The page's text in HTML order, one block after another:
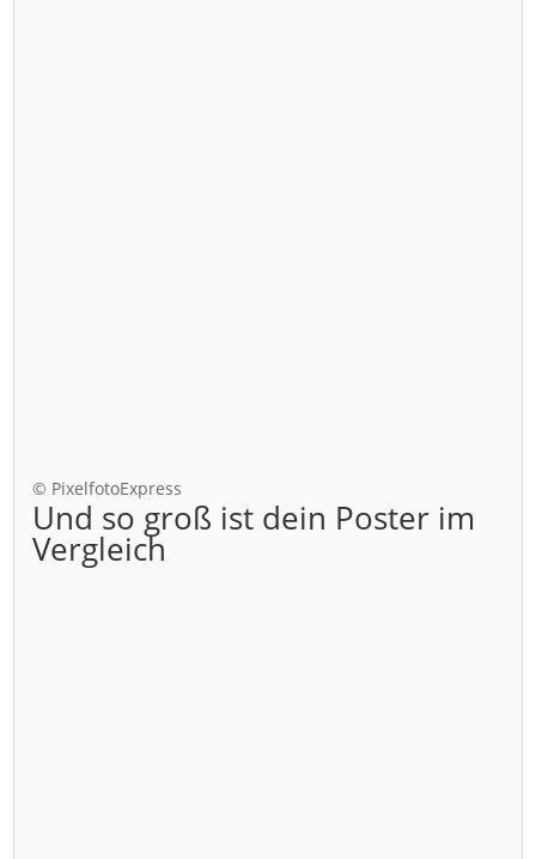
© PixelfotoExpress
Und so groß ist dein Poster im
Vergleich